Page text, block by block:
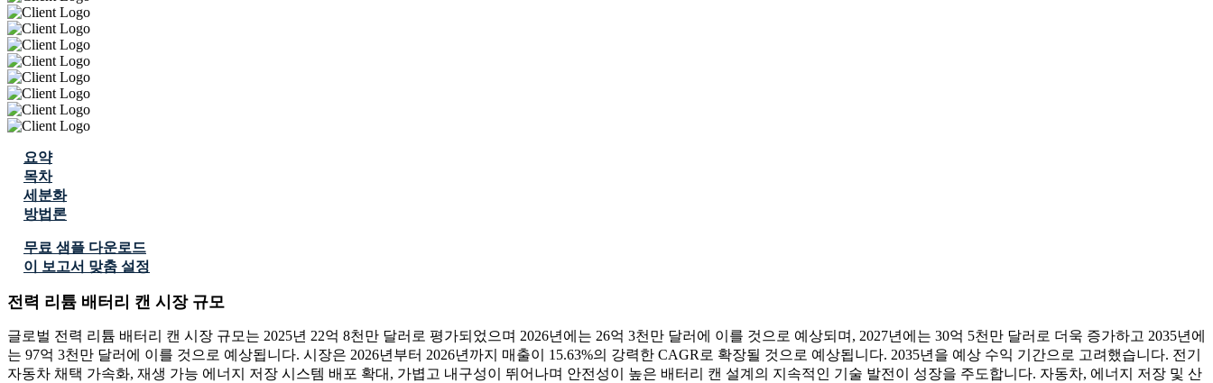
요약
목차
세분화
방법론
무료 샘플 다운로드
이 보고서 맞춤 설정
전력 리튬 배터리 캔 시장 규모
글로벌 전력 리튬 배터리 캔 시장 규모는 2025년 22억 8천만 달러로 평가되었으며 2026년에는 26억 3천만 달러에 이를 것으로 예상되며, 2027년에는 30억 5천만 달러로 더욱 증가하고 2035년에
는 97억 3천만 달러에 이를 것으로 예상됩니다. 시장은 2026년부터 2026년까지 매출이 15.63%의 강력한 CAGR로 확장될 것으로 예상됩니다. 2035년을 예상 수익 기간으로 고려했습니다. 전기
자동차 채택 가속화, 재생 가능 에너지 저장 시스템 배포 확대, 가볍고 내구성이 뛰어나며 안전성이 높은 배터리 캔 설계의 지속적인 기술 발전이 성장을 주도합니다. 자동차, 에너지 저장 및 산